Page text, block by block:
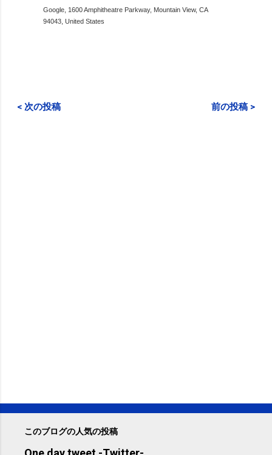
Google, 1600 Amphitheatre Parkway, Mountain View, CA
94043, United States
< 次の投稿 前の投稿 >
このブログの人気の投稿